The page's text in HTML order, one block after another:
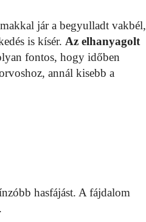
jár a begyulladt vakbél,
is kísér. Az elhanyagolt
fontos, hogy időben
annál kisebb a
hasfájást. A fájdalom